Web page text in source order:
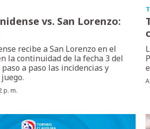
vs. San Lorenzo:
recibe a San Lorenzo en el
la continuidad de la fecha 3 del
a paso las incidencias y
p. m.